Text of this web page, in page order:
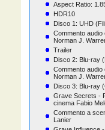
Aspect Ratio:
HDR10
Disco 1: UHD
Commento audio
Norman J.
Trailer
Disco 2: Blu-ray
Commento audio
Norman J.
Disco 3: Blu-ray
Grave Secrets -
cinema Fabio
Commento a
Lanier